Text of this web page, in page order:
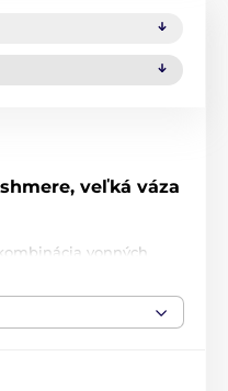
veľká váza
vonných
a podmanivú vôňu.